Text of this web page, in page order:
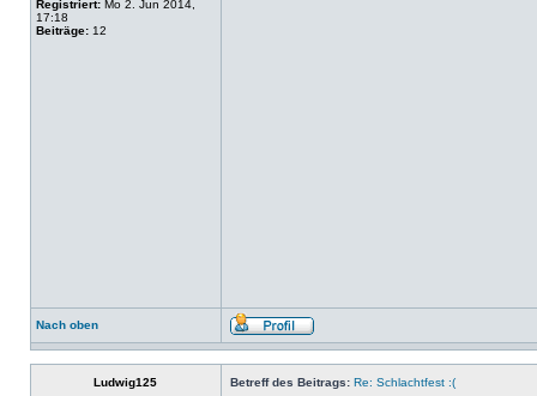
Registriert: Mo 2. Jun 2014,
17:18
Beiträge: 12
Nach oben
Ludwig125 Betreff des Beitrags: Re: Schlachtfest :(